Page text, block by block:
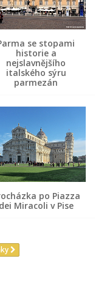
se stopami
historie a
nejslavnějšího
italského sýru
parmezán
po Piazza
dei Miracoli v Pise